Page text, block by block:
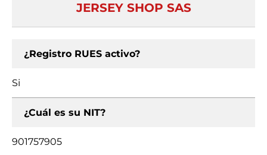
JERSEY SHOP SAS
¿Registro RUES activo?
Si
¿Cuál es su NIT?
901757905